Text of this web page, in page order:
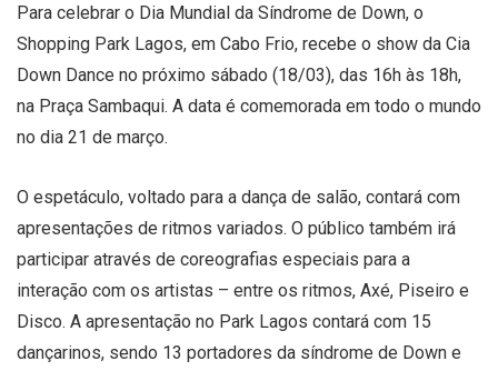
Para celebrar o Dia Mundial da Síndrome de Down, o
Shopping Park Lagos, em Cabo Frio, recebe o show da Cia
Down Dance no próximo sábado (18/03), das 16h às 18h,
na Praça Sambaqui. A data é comemorada em todo o mundo
no dia 21 de março.
O espetáculo, voltado para a dança de salão, contará com
apresentações de ritmos variados. O público também irá
participar através de coreografias especiais para a
interação com os artistas – entre os ritmos, Axé, Piseiro e
Disco. A apresentação no Park Lagos contará com 15
dançarinos, sendo 13 portadores da síndrome de Down e